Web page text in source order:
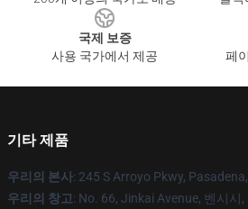
국제 보증
사용 국가에서 제공
페
기타 제품
우리의 본사: 245 S Arroyo Pkwy,
우리의 창고: No. 66, Jinkai Avenue, 벤시시,